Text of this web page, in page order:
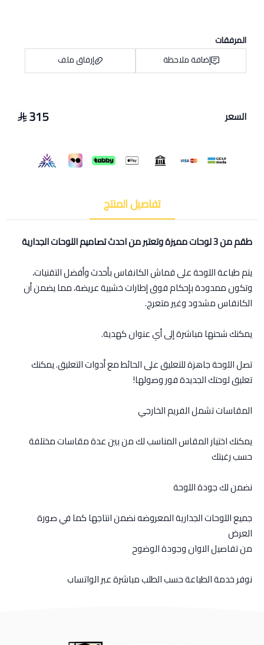
المرفقات
إضافة ملاحظة
إرفاق ملف
السعر 315
تفاصيل المنتج
طقم من 3 لوحات مميزة وتعتبر من احدث تصاميم اللوحات الجدارية
يتم طباعة اللوحة على قماش الكانفاس بأحدث وأفضل التقنيات،
وتكون ممدودة بإحكام فوق إطارات خشبية عريضة، مما يضمن أن
الكانفاس مشدود وغير متعرج.
يمكنك شحنها مباشرة إلى أي عنوان كهدية.
تصل اللوحة جاهزة للتعليق على الحائط مع أدوات التعليق. يمكنك
تعليق لوحتك الجديدة فور وصولها!
المقاسات تشمل الفريم الخارجي
يمكنك اختيار المقاس المناسب لك من بين عدة مقاسات مختلفة
حسب رغبتك
نضمن لك جودة اللوحة
جميع اللوحات الجدارية المعروضه نضمن انتاجها كما في صورة
العرض
من تفاصيل الاوان وجودة الوضوح
نوفر خدمة الطباعة حسب الطلب مباشرة عبر الواتساب